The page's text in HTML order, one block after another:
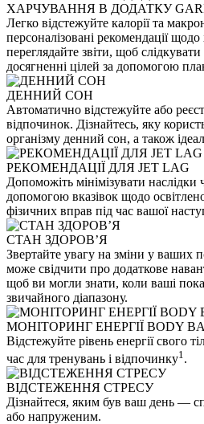
ХАРЧУВАННЯ В ДОДАТКУ
Легко відстежуйте калорії та
персоналізовані рекомендації
переглядайте звіти, щоб
досягненні цілей за допомогою
ДЕННИЙ СОН
Автоматично відстежуйте або
відпочинок. Дізнайтесь, яку
організму денний сон, а також
РЕКОМЕНДАЦІЇ ДЛЯ JET LAG
Допоможіть мінімізувати наслідки
допомогою вказівок щодо
фізичних вправ під час вашої
СТАН ЗДОРОВ’Я
Звертайте увагу на зміни у ваших
може свідчити про додаткове
щоб ви могли знати, коли ваші
звичайного діапазону.
МОНІТОРИНГ ЕНЕРГІЇ BODY
Відстежуйте рівень енергії свого
час для тренувань і відпочинку1 .
ВІДСТЕЖЕННЯ СТРЕСУ
Дізнайтеся, яким був ваш день —
або напруженим.